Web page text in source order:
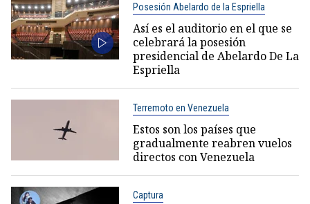
Posesión Abelardo de la Espriella
Así es el auditorio en el que se
celebrará la posesión
presidencial de Abelardo De La
Espriella
Terremoto en Venezuela
Estos son los países que
gradualmente reabren vuelos
directos con Venezuela
Captura